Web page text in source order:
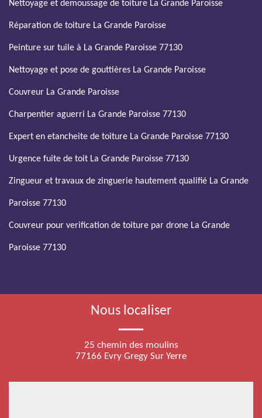
Nettoyage et demoussage de toiture La Grande Paroisse
Réparation de toiture La Grande Paroisse
Peinture sur tuile à La Grande Paroisse 77130
Nettoyage et pose de gouttières La Grande Paroisse
Couvreur La Grande Paroisse
Charpentier aguerri La Grande Paroisse 77130
Expert en etancheite de toiture La Grande Paroisse 77130
Urgence fuite de toit La Grande Paroisse 77130
Zingueur et travaux de zinguerie hautement qualifié La Grande
Paroisse 77130
Couvreur pour verification de toiture par drone La Grande
Paroisse 77130
Nous localiser
25 chemin des moulins
77166 Evry Gregy Sur Yerre